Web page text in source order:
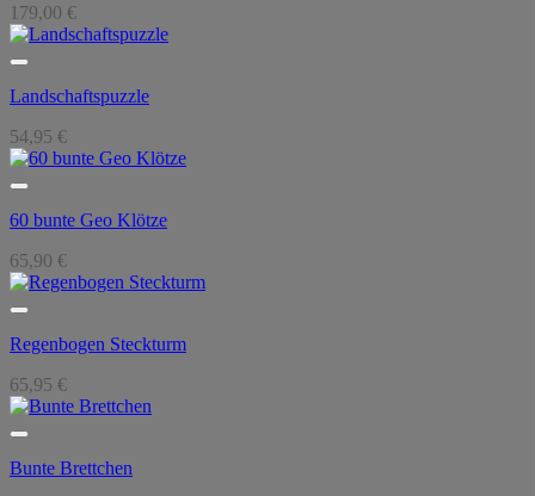
179,00 €
Landschaftspuzzle
54,95 €
60 bunte Geo Klötze
65,90 €
Regenbogen Steckturm
65,95 €
Bunte Brettchen